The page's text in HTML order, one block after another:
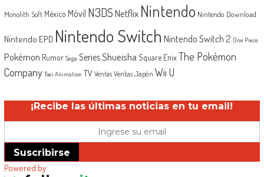
Monolith Soft México Móvil N3DSNetflix Nintendo Nintendo Download
Nintendo EPD Nintendo Switch Nintendo Switch 2 One Piece
Pokémon Rumor Sega SeriesShueisha Square EnixThe Pokémon
Company Toei Animation TV Ventas Ventas Japón Wii U
¡Recibe las últimas noticias en tu email!
Suscribirse
Powered by